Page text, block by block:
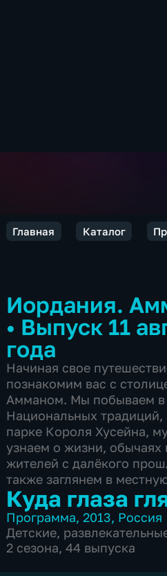
Главная Каталог
Иордания.
• Выпуск 11
года
Начиная свое
познакомим вас с
Амманом. Мы побываем
Национальных
парке Короля Хусейна,
узнаем о жизни, обычаях
жителей с далёкого
также заглянем в
Куда глаза
Программа,2013, Россия
Детские,
2 сезона, 44 выпуска